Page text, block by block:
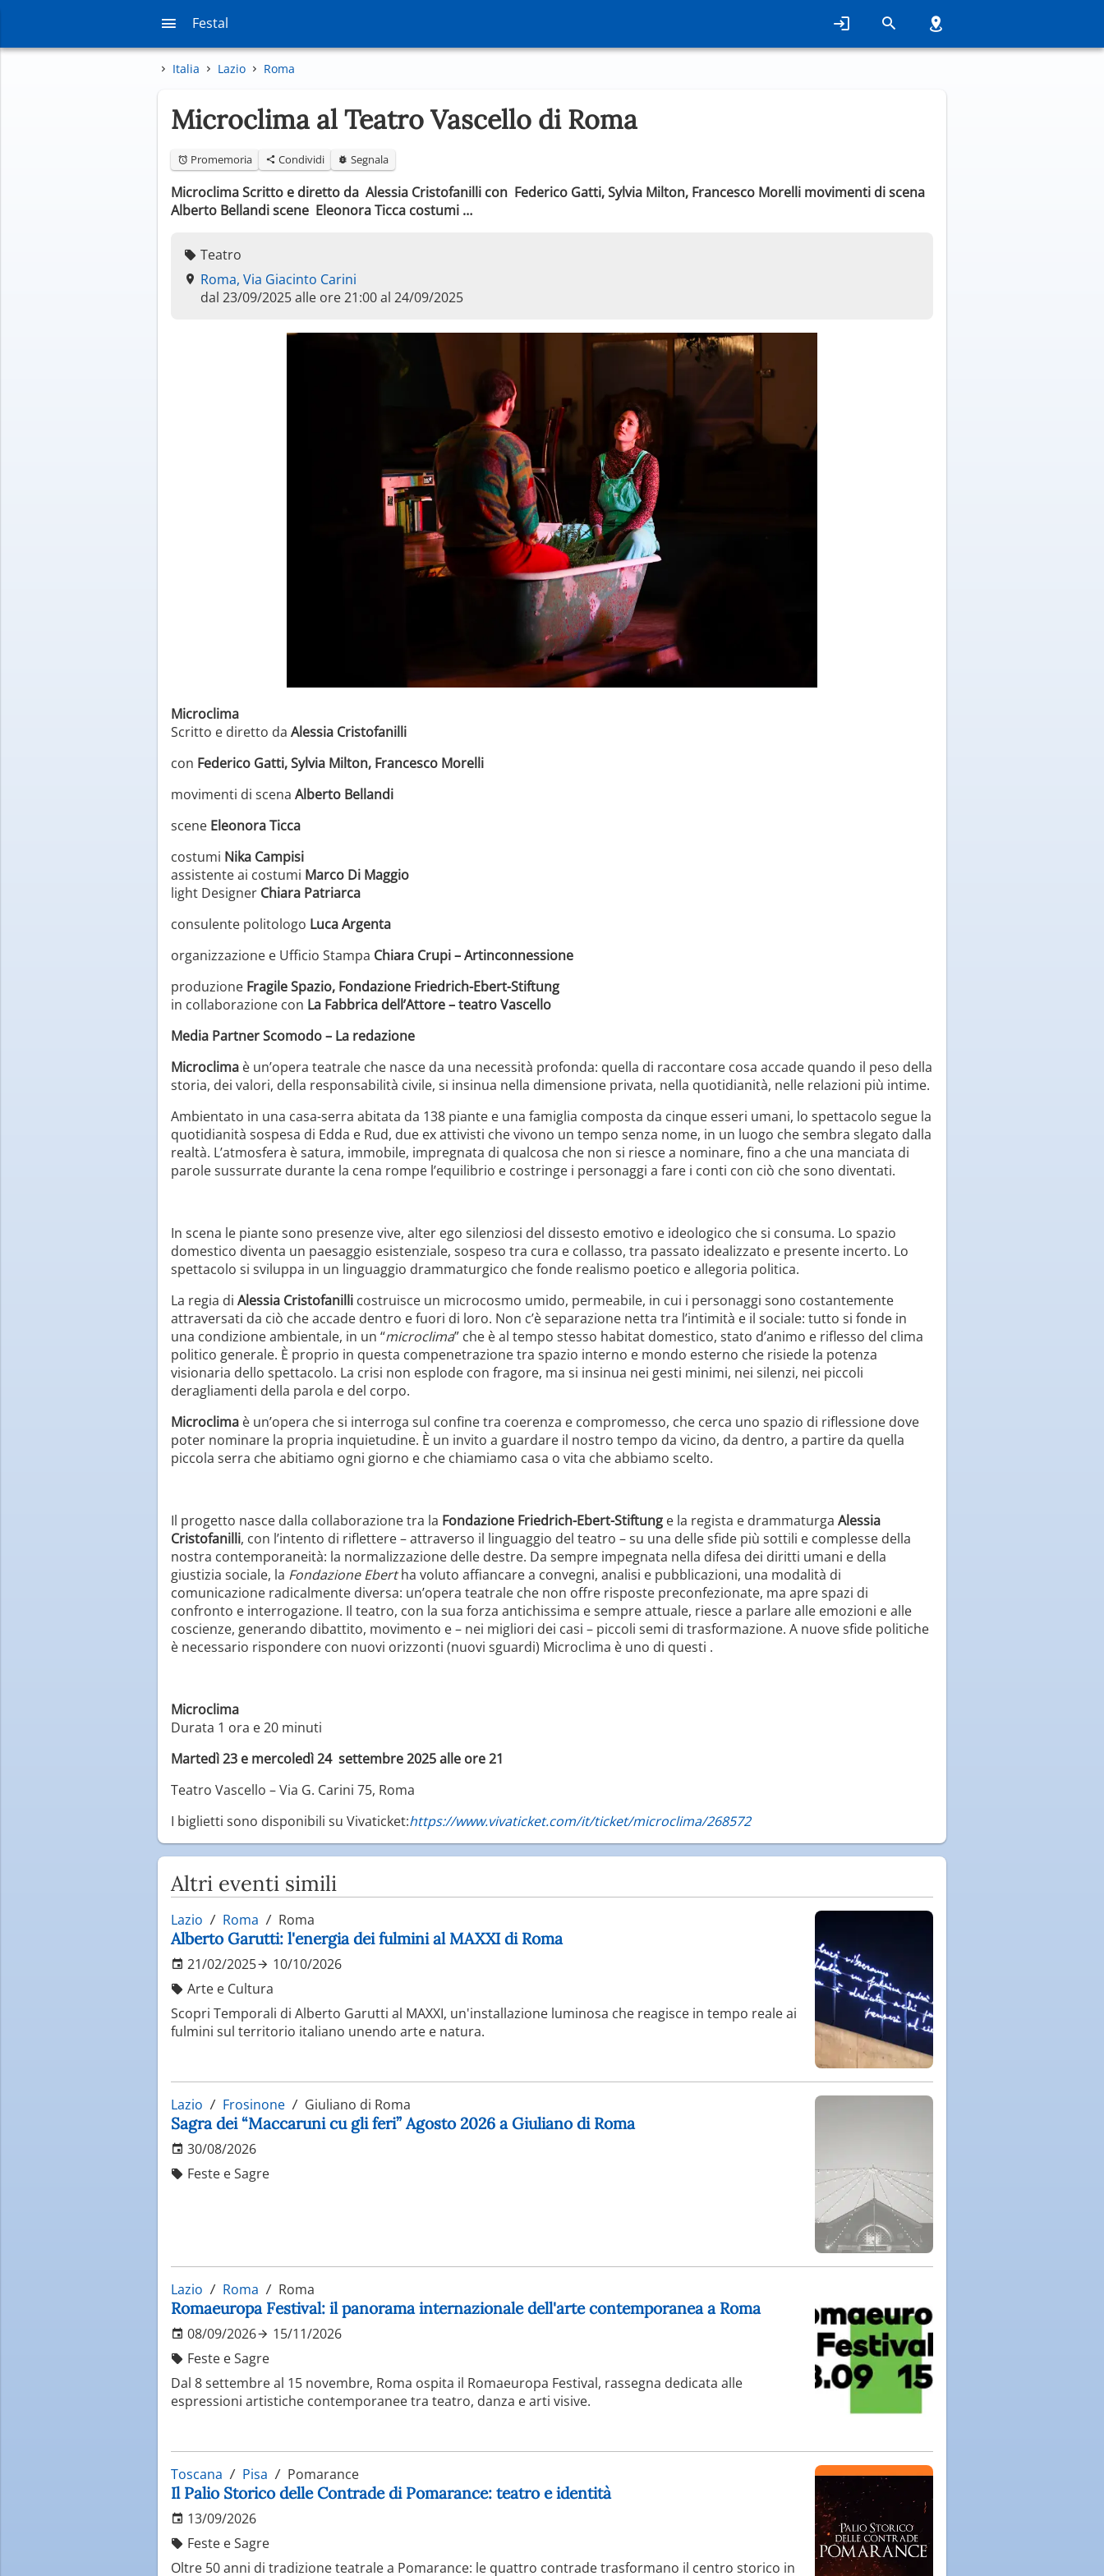
Festal
Italia Lazio Roma
Microclima al Teatro Vascello di Roma
Promemoria Condividi Segnala
Microclima Scritto e diretto da Alessia Cristofanilli con Federico Gatti, Sylvia Milton, Francesco Morelli movimenti di scena
Alberto Bellandi scene Eleonora Ticca costumi …
Teatro
Roma, Via Giacinto Carini
dal 23/09/2025 alle ore 21:00 al 24/09/2025
Microclima
Scritto e diretto da Alessia Cristofanilli
con Federico Gatti, Sylvia Milton, Francesco Morelli
movimenti di scena Alberto Bellandi
scene Eleonora Ticca
costumi Nika Campisi
assistente ai costumi Marco Di Maggio
light Designer Chiara Patriarca
consulente politologo Luca Argenta
organizzazione e Ufficio Stampa Chiara Crupi – Artinconnessione
produzione Fragile Spazio, Fondazione Friedrich-Ebert-Stiftung
in collaborazione con La Fabbrica dell’Attore – teatro Vascello
Media Partner Scomodo – La redazione
Microclima è un’opera teatrale che nasce da una necessità profonda: quella di raccontare cosa accade quando il peso della
storia, dei valori, della responsabilità civile, si insinua nella dimensione privata, nella quotidianità, nelle relazioni più intime.
Ambientato in una casa-serra abitata da 138 piante e una famiglia composta da cinque esseri umani, lo spettacolo segue la
quotidianità sospesa di Edda e Rud, due ex attivisti che vivono un tempo senza nome, in un luogo che sembra slegato dalla
realtà. L’atmosfera è satura, immobile, impregnata di qualcosa che non si riesce a nominare, fino a che una manciata di
parole sussurrate durante la cena rompe l’equilibrio e costringe i personaggi a fare i conti con ciò che sono diventati.
In scena le piante sono presenze vive, alter ego silenziosi del dissesto emotivo e ideologico che si consuma. Lo spazio
domestico diventa un paesaggio esistenziale, sospeso tra cura e collasso, tra passato idealizzato e presente incerto. Lo
spettacolo si sviluppa in un linguaggio drammaturgico che fonde realismo poetico e allegoria politica.
La regia di Alessia Cristofanilli costruisce un microcosmo umido, permeabile, in cui i personaggi sono costantemente
attraversati da ciò che accade dentro e fuori di loro. Non c’è separazione netta tra l’intimità e il sociale: tutto si fonde in
una condizione ambientale, in un “microclima” che è al tempo stesso habitat domestico, stato d’animo e riflesso del clima
politico generale. È proprio in questa compenetrazione tra spazio interno e mondo esterno che risiede la potenza
visionaria dello spettacolo. La crisi non esplode con fragore, ma si insinua nei gesti minimi, nei silenzi, nei piccoli
deragliamenti della parola e del corpo.
Microclima è un’opera che si interroga sul confine tra coerenza e compromesso, che cerca uno spazio di riflessione dove
poter nominare la propria inquietudine. È un invito a guardare il nostro tempo da vicino, da dentro, a partire da quella
piccola serra che abitiamo ogni giorno e che chiamiamo casa o vita che abbiamo scelto.
Il progetto nasce dalla collaborazione tra la Fondazione Friedrich-Ebert-Stiftung e la regista e drammaturga Alessia
Cristofanilli, con l’intento di riflettere – attraverso il linguaggio del teatro – su una delle sfide più sottili e complesse della
nostra contemporaneità: la normalizzazione delle destre. Da sempre impegnata nella difesa dei diritti umani e della
giustizia sociale, la Fondazione Ebertha voluto affiancare a convegni, analisi e pubblicazioni, una modalità di
comunicazione radicalmente diversa: un’opera teatrale che non offre risposte preconfezionate, ma apre spazi di
confronto e interrogazione. Il teatro, con la sua forza antichissima e sempre attuale, riesce a parlare alle emozioni e alle
coscienze, generando dibattito, movimento e – nei migliori dei casi – piccoli semi di trasformazione. A nuove sfide politiche
è necessario rispondere con nuovi orizzonti (nuovi sguardi) Microclima è uno di questi .
Microclima
Durata 1 ora e 20 minuti
Martedì 23 e mercoledì 24 settembre 2025 alle ore 21
Teatro Vascello – Via G. Carini 75, Roma
I biglietti sono disponibili su Vivaticket:https://www.vivaticket.com/it/ticket/microclima/268572
Altri eventi simili
Lazio Roma Roma
Alberto Garutti: l'energia dei fulmini al MAXXI di Roma
21/02/2025
10/10/2026
Arte e Cultura
Scopri Temporali di Alberto Garutti al MAXXI, un'installazione luminosa che reagisce in tempo reale ai
fulmini sul territorio italiano unendo arte e natura.
Lazio Frosinone Giuliano di Roma
Sagra dei “Maccaruni cu gli feri” Agosto 2026 a Giuliano di Roma
30/08/2026
Feste e Sagre
Lazio Roma Roma
Romaeuropa Festival: il panorama internazionale dell'arte contemporanea a Roma
08/09/2026
15/11/2026
Feste e Sagre
Dal 8 settembre al 15 novembre, Roma ospita il Romaeuropa Festival, rassegna dedicata alle
espressioni artistiche contemporanee tra teatro, danza e arti visive.
Toscana Pisa Pomarance
Il Palio Storico delle Contrade di Pomarance: teatro e identità
13/09/2026
Feste e Sagre
Oltre 50 anni di tradizione teatrale a Pomarance: le quattro contrade trasformano il centro storico in